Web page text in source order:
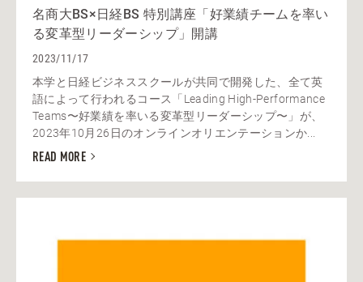
名商大BS×日経BS 特別講座「好業績チームを率い
る変革型リーダーシップ」開講
2023/11/17
本学と日経ビジネススクールが共同で開発した、全て英
語によって行われるコース「Leading High-Performance
Teams〜好業績を率いる変革型リーダーシップ〜」が、
2023年10月26日のオンラインオリエンテーションか...
READ MORE